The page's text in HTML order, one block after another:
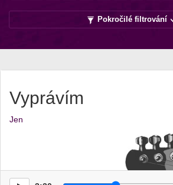
Pokročilé filtrování
Vyprávím
Jen